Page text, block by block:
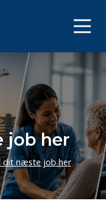
job her
dit næste job her